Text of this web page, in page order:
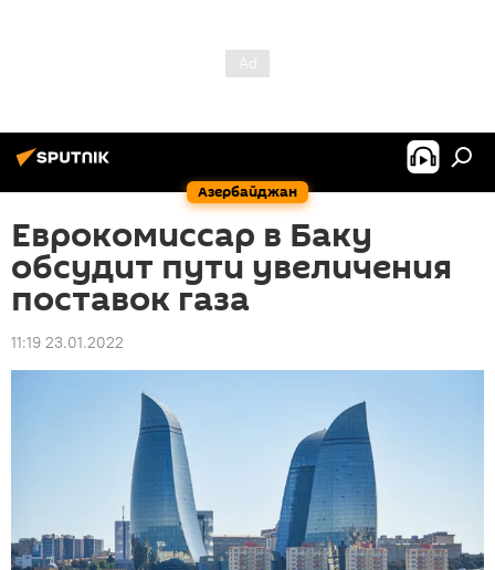
Азербайджан
Еврокомиссар в Баку
обсудит пути увеличения
поставок газа
11:19 23.01.2022